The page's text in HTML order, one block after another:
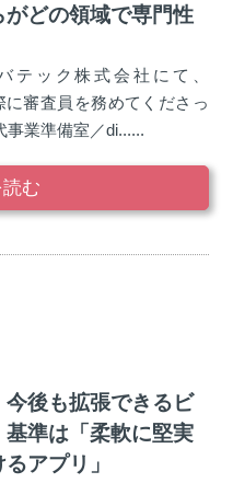
どの領域で専門性
テック株式会社にて、
審査員を務めてくださっ
事業準備室／di......
む
今後も拡張できるビ
準は「柔軟に堅実
アプリ」